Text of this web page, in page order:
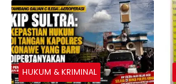
Indonesia
HUKUM & KRIMINAL